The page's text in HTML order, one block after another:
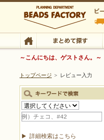
ビーズファクトリー ビーズ・
ビーズ・アクセサリーの専門店
TOP まとめて探す
～こんにちは、ゲストさん。～
トップページ > レビュー入力
詳細検索はこちら